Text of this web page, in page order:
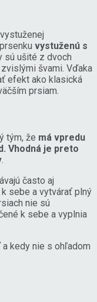
vystuženú s
sú ušité z dvoch
švami. Vďaka
efekt ako klasická
prsiam.
tým, že má vpredu
Vhodná je preto
často aj
sebe a vytvárať plný
nie sú
k sebe a vyplnia